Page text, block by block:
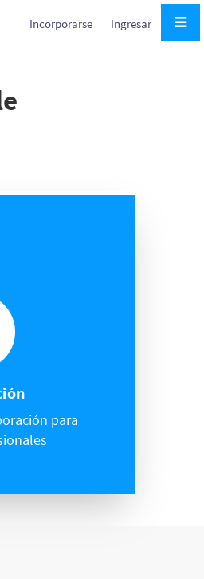
Incorporarse Ingresar
para